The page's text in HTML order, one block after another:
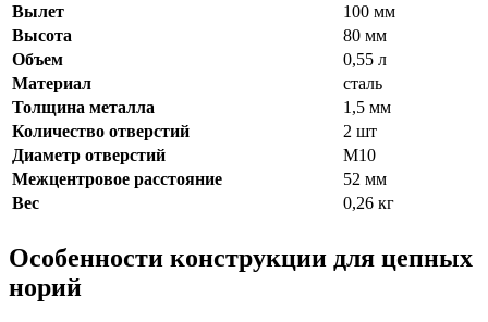
Вылет
100 мм
Высота
80 мм
Объем
0,55 л
Материал
сталь
Толщина металла
1,5 мм
Количество отверстий
2 шт
Диаметр отверстий
М10
Межцентровое расстояние
52 мм
Вес
0,26 кг
Особенности конструкции для цепных
норий